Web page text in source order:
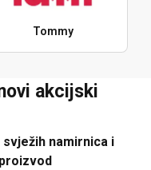
Tommy
akcijski
namirnica i